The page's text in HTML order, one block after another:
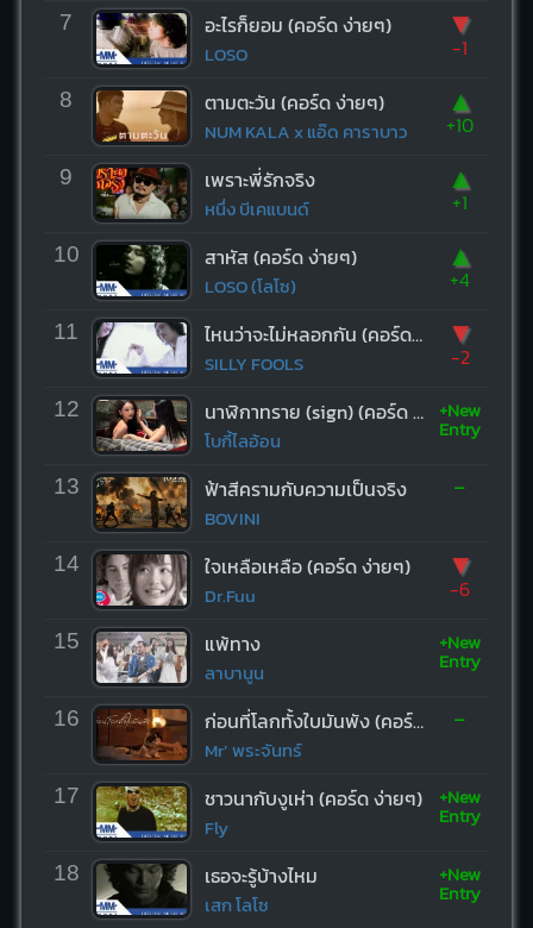
7 อะไรก็ยอม (คอร์ด ง่ายๆ)
LOSO
▼
-1
8 ตามตะวัน (คอร์ด ง่ายๆ)
NUM KALA x แอ๊ด คาราบาว
▲
+10
9 เพราะพี่รักจริง
หนึ่ง บีเคแบนด์
▲
+1
10 สาหัส (คอร์ด ง่ายๆ)
LOSO (โลโซ)
▲
+4
11 ไหนว่าจะไม่หลอกกัน (คอร์ด ง่ายๆ)
SILLY FOOLS
▼
-2
12 นาฬิกาทราย (sign) (คอร์ด ง่ายๆ)
โบกี้ไลอ้อน
+New
Entry
13 ฟ้าสีครามกับความเป็นจริง
BOVINI
-
14 ใจเหลือเหลือ (คอร์ด ง่ายๆ)
Dr.Fuu
▼
-6
15 แพ้ทาง
ลาบานูน
+New
Entry
16 ก่อนที่โลกทั้งใบมันพัง (คอร์ด ง่ายๆ)
Mr’ พระจันทร์
-
17 ชาวนากับงูเห่า (คอร์ด ง่ายๆ)
Fly
+New
Entry
18 เธอจะรู้บ้างไหม
เสก โลโซ
+New
Entry